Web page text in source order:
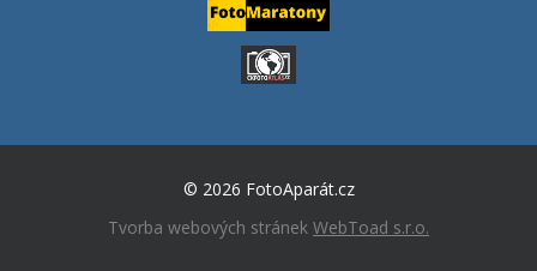
© 2026 FotoAparát.cz
Tvorba webových stránek WebToad s.r.o.